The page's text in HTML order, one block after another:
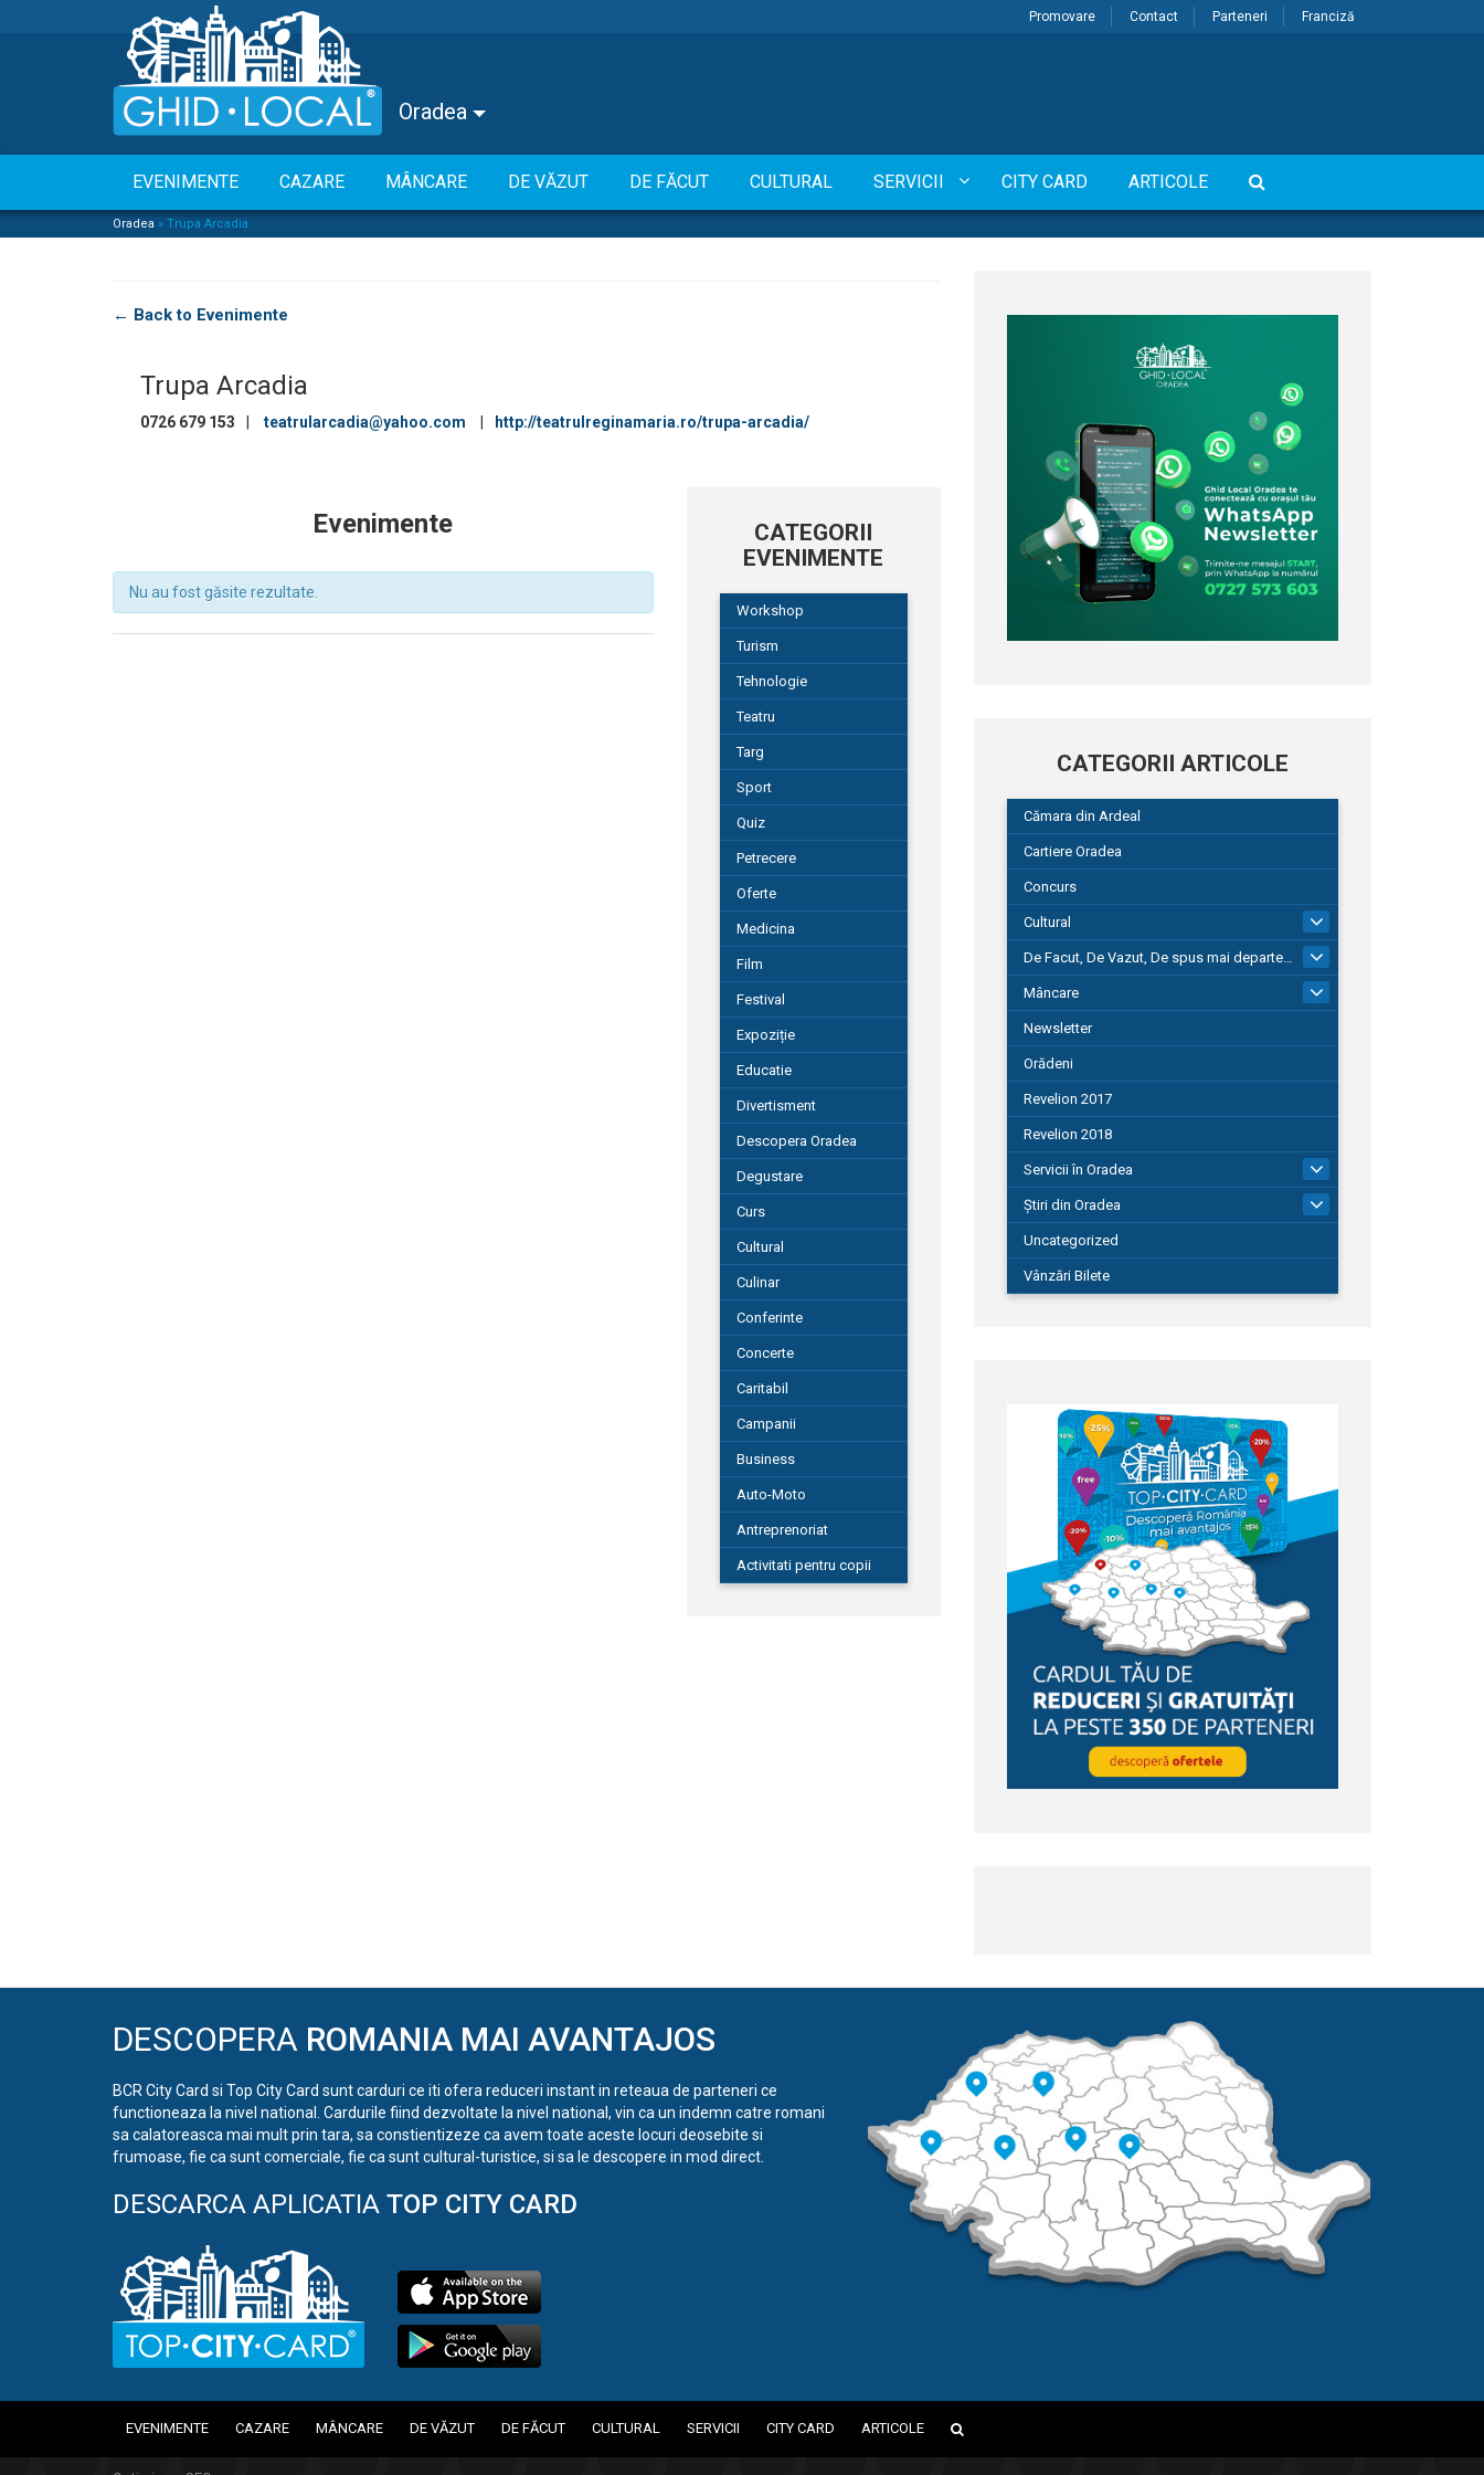
Promovare Contact Parteneri Franciză
Oradea
EVENIMENTE CAZARE MÂNCARE DE VĂZUT DE FĂCUT CULTURAL SERVICII CITY CARD ARTICOLE
Oradea » Trupa Arcadia
← Back to Evenimente
Trupa Arcadia
0726 679 153 teatrularcadia@yahoo.com http://teatrulreginamaria.ro/trupa-arcadia/
Evenimente
Nu au fost găsite rezultate.
CATEGORII
EVENIMENTE
Workshop
Turism
Tehnologie
Teatru
Targ
Sport
Quiz
Petrecere
Oferte
Medicina
Film
Festival
Expoziție
Educatie
Divertisment
Descopera Oradea
Degustare
Curs
Cultural
Culinar
Conferinte
Concerte
Caritabil
Campanii
Business
Auto-Moto
Antreprenoriat
Activitati pentru copii
CATEGORII ARTICOLE
Cămara din Ardeal
Cartiere Oradea
Concurs
Cultural
De Facut, De Vazut, De spus mai departe…
580
Mâncare
Newsletter
Orădeni
Revelion 2017
Revelion 2018
Servicii în Oradea
104
Știri din Oradea
1.127
Uncategorized
Vânzări Bilete
DESCOPERA ROMANIA MAI AVANTAJOS
BCR City Card si Top City Card sunt carduri ce iti ofera reduceri instant in reteaua de parteneri ce
functioneaza la nivel national. Cardurile fiind dezvoltate la nivel national, vin ca un indemn catre romani
sa calatoreasca mai mult prin tara, sa constientizeze ca avem toate aceste locuri deosebite si
frumoase, fie ca sunt comerciale, fie ca sunt cultural-turistice, si sa le descopere in mod direct.
DESCARCA APLICATIA TOP CITY CARD
EVENIMENTE CAZARE MÂNCARE DE VĂZUT DE FĂCUT CULTURAL SERVICII CITY CARD ARTICOLE